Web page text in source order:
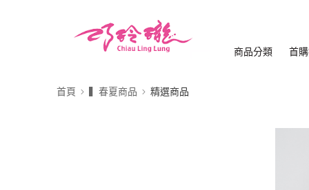
商品分類 首
首頁 ▍春夏商品 精選商品